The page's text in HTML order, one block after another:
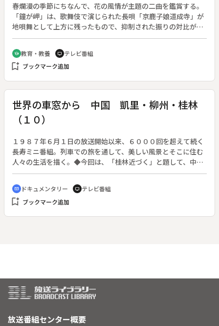
春爛漫の季節にちなんで、花の風情が主題の二曲を鑑賞する。
「鐘が岬」は、歌舞伎で演じられた長唄「京鹿子娘道成寺」が
地唄舞として上方に残ったもので、抑制された振りの対比が注
目される。「花の旅」は、島原の遊郭勤めの女たちが、伊勢参
りする道中を唄った地唄につけられた舞である。モダンダンス
から入り、今は一人演技の前衛舞踏を演じているゲストの大野
一雄氏は、積み重ねた肉体の修練によって、究極の美を追求す
地唄舞「鐘が岬」、京舞「花の旅」、富山清琴【人間国宝】、
宝山左衛門【人間国宝】
school 教育・教養 tv テレビ番組
bookmark_add ブックマーク追加
世界の車窓から 中国 凱里・柳州・桂林
（１０）
１９８７年６月１日の放送開始以来、６０００回を超えて続く
長寿ミニ番組。列車での旅を通して、美しい風景とそこに住む
人々の生活を描く。◆今回は、「桂林近づく」と題して、中
国・凱里・柳州・桂林の道のりを紹介する。
cinematic_blur ドキュメンタリー tv テレビ番組
bookmark_add ブックマーク追加
放送番組センター概要